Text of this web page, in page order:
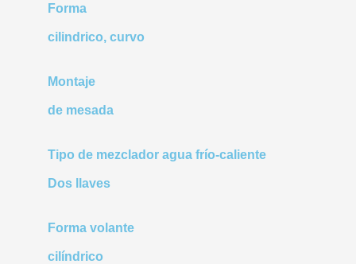
Forma
cilindrico, curvo
Montaje
de mesada
Tipo de mezclador agua frío-caliente
Dos llaves
Forma volante
cilíndrico